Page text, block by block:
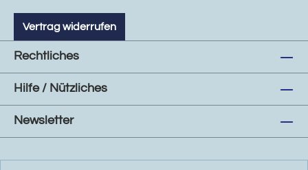
Vertrag widerrufen
Rechtliches
Hilfe / Nützliches
Newsletter